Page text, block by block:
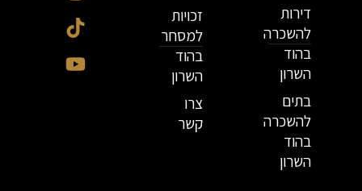
דירות
להשכרה
בהוד
השרון
בתים
להשכרה
בהוד
השרון
זכויות
למסחר
בהוד
השרון
צרו
קשר